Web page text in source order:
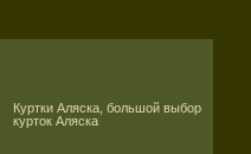
Куртки Аляска, большой выбор
курток Аляска